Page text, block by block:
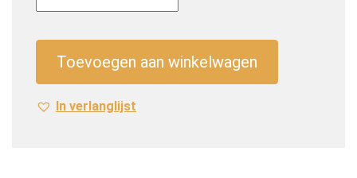
Berry
Liter
blik
Toevoegen aan winkelwagen
In verlanglijst